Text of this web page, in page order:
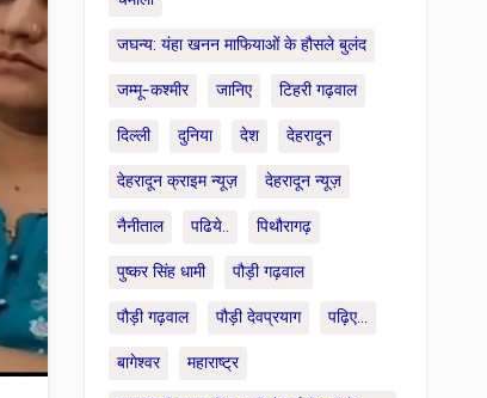
जघन्य: यंहा खनन माफियाओं के हौसले बुलंद
जम्मू-कश्मीर जानिए टिहरी गढ़वाल
दिल्ली दुनिया देश देहरादून
देहरादून क्राइम न्यूज़ देहरादून न्यूज़
नैनीताल पढिये.. पिथौरागढ़
पुष्कर सिंह धामी पौड़ी गढ़वाल
पौड़ी गढ़वाल पौड़ी देवप्रयाग पढ़िए...
बागेश्वर महाराष्ट्र